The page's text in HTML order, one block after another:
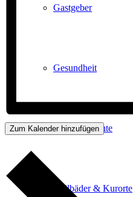
Gastgeber
Gesundheit
Stadtgeschichte
Heilbäder & Kurorte
Zum Kalender hinzufügen